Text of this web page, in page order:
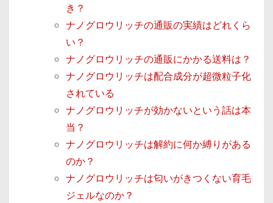
き？
ナノグロウリッチの通販の実績はどれくら
い？
ナノグロウリッチの通販にかかる送料は？
ナノグロウリッチは配合成分が超微粒子化
されている
ナノグロウリッチが効かないという話は本
当？
ナノグロウリッチは解約に何か縛りがある
のか？
ナノグロウリッチは匂いがきつくない育毛
ジェルなのか？